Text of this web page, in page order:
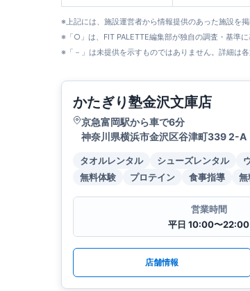
※上記には、施設運営者から情報提供のあった施設を
※「○」は、FIT PALETTE編集部が独自の調査・基準に
※「－」は未提供を示すものではありません。詳細は
かたぎり塾金沢文庫店
京急富岡駅から車で6分
神奈川県横浜市金沢区谷津町339 2-A
タオルレンタル シューズレンタル
無料体験
プロテイン 食事指導 無
営業時間
平日 10:00〜22:00
店舗情報